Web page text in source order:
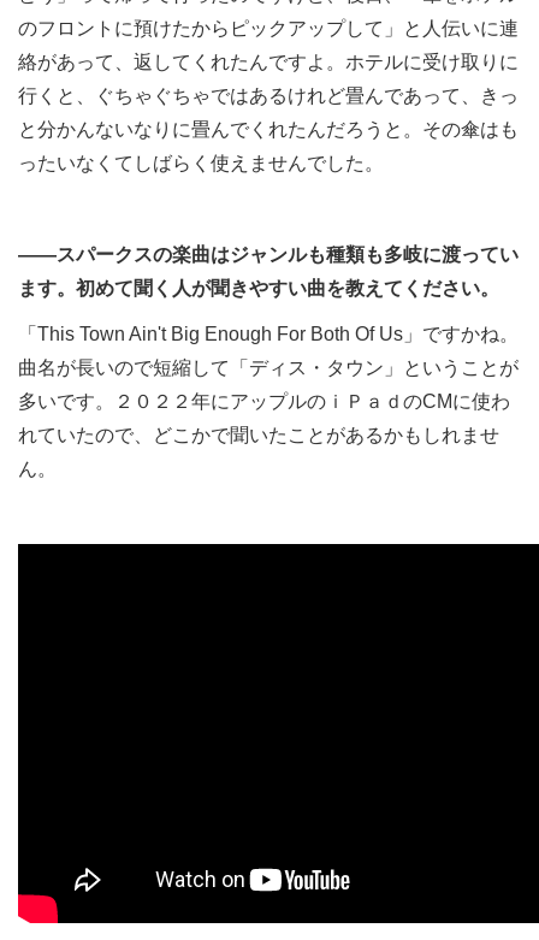
のフロントに預けたからピックアップして」と人伝いに連
絡があって、返してくれたんですよ。ホテルに受け取りに
行くと、ぐちゃぐちゃではあるけれど畳んであって、きっ
と分かんないなりに畳んでくれたんだろうと。その傘はも
ったいなくてしばらく使えませんでした。
――スパークスの楽曲はジャンルも種類も多岐に渡ってい
ます。初めて聞く人が聞きやすい曲を教えてください。
「This Town Ain't Big Enough For Both Of Us」ですかね。
曲名が長いので短縮して「ディス・タウン」ということが
多いです。２０２２年にアップルのｉＰａｄのCMに使わ
れていたので、どこかで聞いたことがあるかもしれませ
ん。